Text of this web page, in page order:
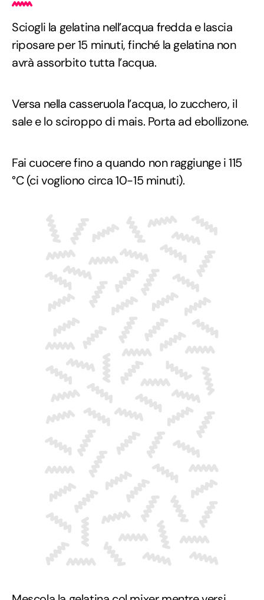
Sciogli la gelatina nell’acqua fredda e lascia
riposare per 15 minuti, finché la gelatina non
avrà assorbito tutta l’acqua.
Versa nella casseruola l’acqua, lo zucchero, il
sale e lo sciroppo di mais. Porta ad ebollizone.
Fai cuocere fino a quando non raggiunge i 115
°C (ci vogliono circa 10-15 minuti).